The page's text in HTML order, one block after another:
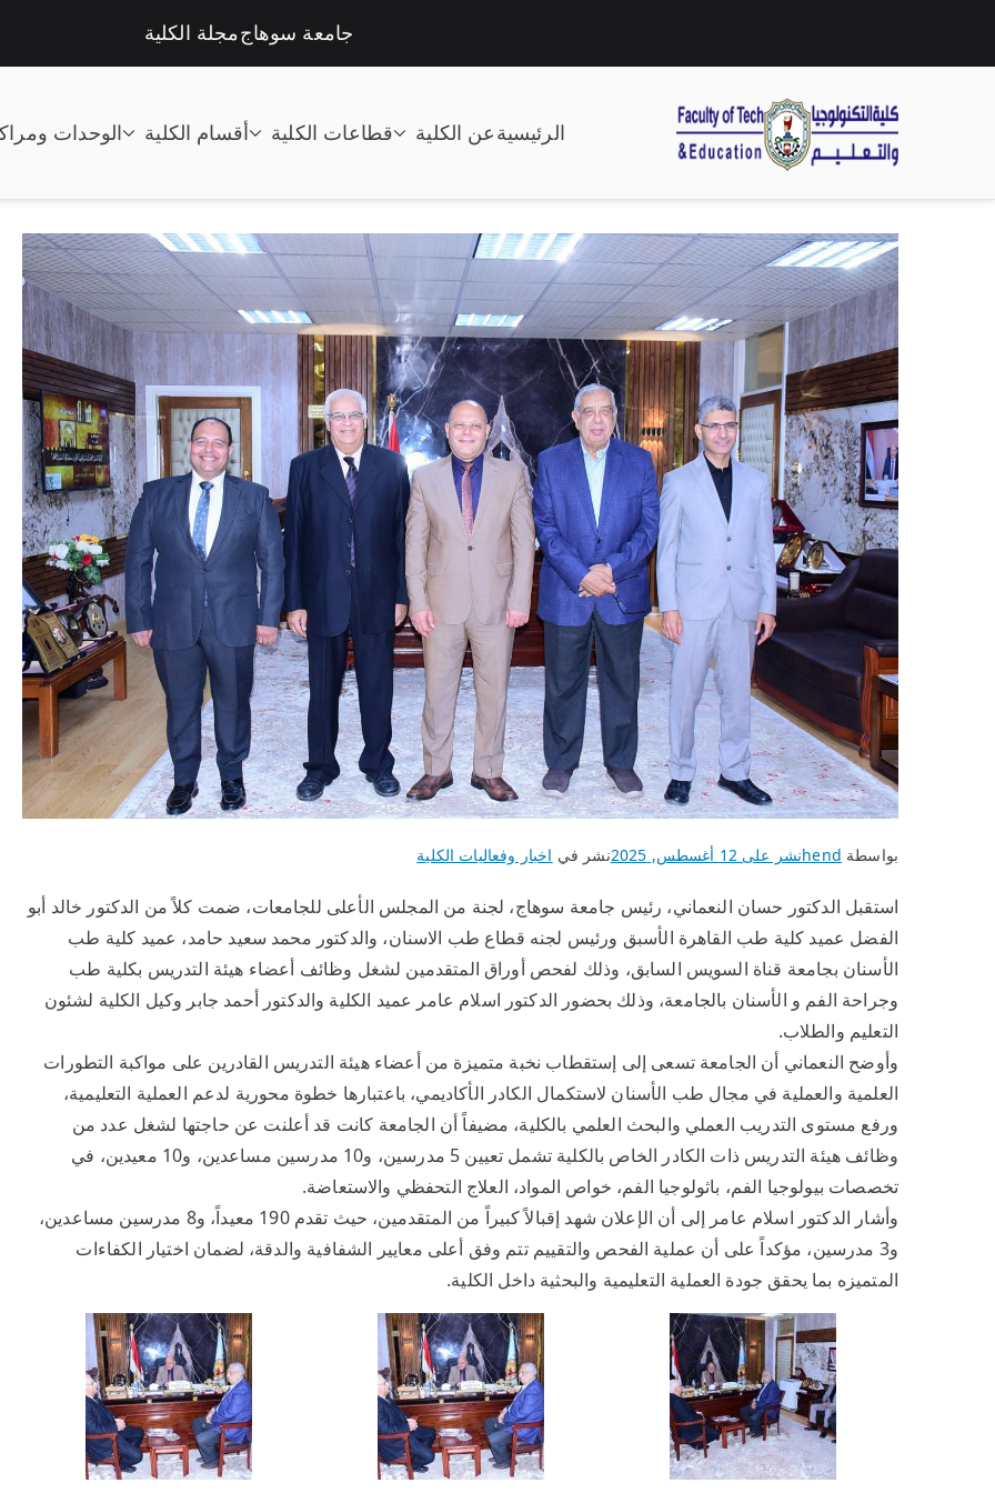
جامعة سوهاجمجلة الكلية
الرئيسية عن الكلية قطاعات الكلية أقسام الكلية الوحدات
بواسطة hendنشر على12 أغسطس, 2025 نشر في اخبار وفعاليات الكلية
استقبل الدكتور حسان النعماني، رئيس جامعة سوهاج، لجنة من المجلس الأعلى للجامعات، ضمت كلاً من الدكتور خالد أبو
الفضل عميد كلية طب القاهرة الأسبق ورئيس لجنه قطاع طب الاسنان، والدكتور محمد سعيد حامد، عميد كلية طب
الأسنان بجامعة قناة السويس السابق، وذلك لفحص أوراق المتقدمين لشغل وظائف أعضاء هيئة التدريس بكلية طب
وجراحة الفم و الأسنان بالجامعة، وذلك بحضور الدكتور اسلام عامر عميد الكلية والدكتور أحمد جابر وكيل الكلية لشئون
التعليم والطلاب.
وأوضح النعماني أن الجامعة تسعى إلى إستقطاب نخبة متميزة من أعضاء هيئة التدريس القادرين على مواكبة التطورات
العلمية والعملية في مجال طب الأسنان لاستكمال الكادر الأكاديمي، باعتبارها خطوة محورية لدعم العملية التعليمية،
ورفع مستوى التدريب العملي والبحث العلمي بالكلية، مضيفاً أن الجامعة كانت قد أعلنت عن حاجتها لشغل عدد من
وظائف هيئة التدريس ذات الكادر الخاص بالكلية تشمل تعيين 5 مدرسين، و10 مدرسين مساعدين، و10 معيدين، في
تخصصات بيولوجيا الفم، باثولوجيا الفم، خواص المواد، العلاج التحفظي والاستعاضة.
وأشار الدكتور اسلام عامر إلى أن الإعلان شهد إقبالاً كبيراً من المتقدمين، حيث تقدم 190 معيداً، و8 مدرسين مساعدين،
و3 مدرسين، مؤكداً على أن عملية الفحص والتقييم تتم وفق أعلى معايير الشفافية والدقة، لضمان اختيار الكفاءات
المتميزه بما يحقق جودة العملية التعليمية والبحثية داخل الكلية.